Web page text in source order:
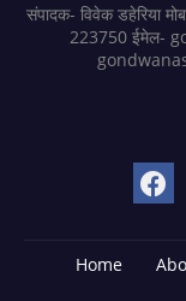
संपादक- विवेक डहेरिया
223750 ईमेल-
Home